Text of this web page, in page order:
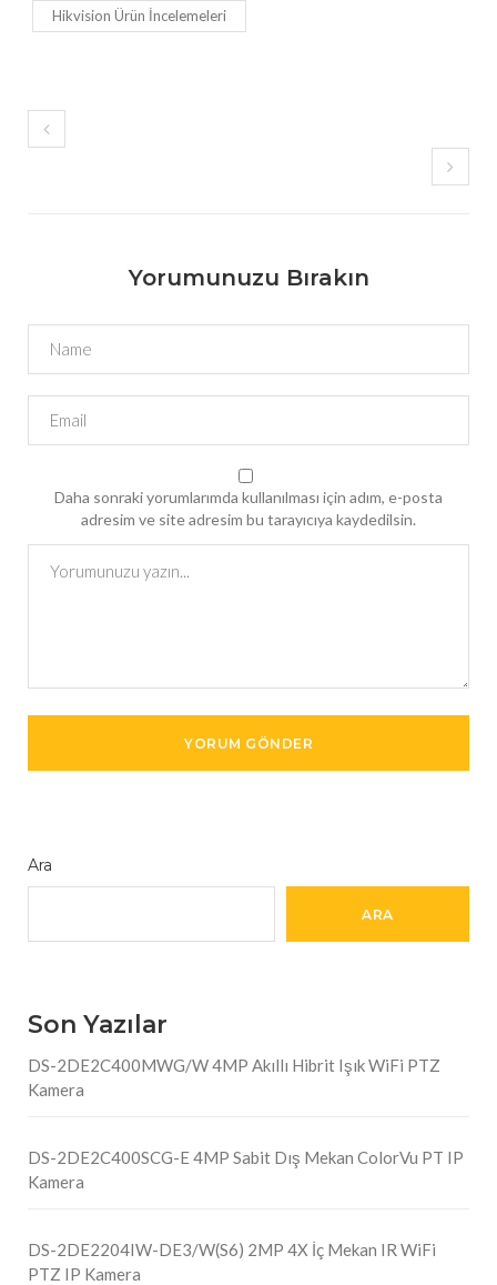
Hikvision Ürün İncelemeleri
Yorumunuzu Bırakın
Daha sonraki yorumlarımda kullanılması için adım, e-posta
adresim ve site adresim bu tarayıcıya kaydedilsin.
Ara
ARA
Son Yazılar
DS-2DE2C400MWG/W 4MP Akıllı Hibrit Işık WiFi PTZ
Kamera
DS-2DE2C400SCG-E 4MP Sabit Dış Mekan ColorVu PT IP
Kamera
DS-2DE2204IW-DE3/W(S6) 2MP 4X İç Mekan IR WiFi
PTZ IP Kamera